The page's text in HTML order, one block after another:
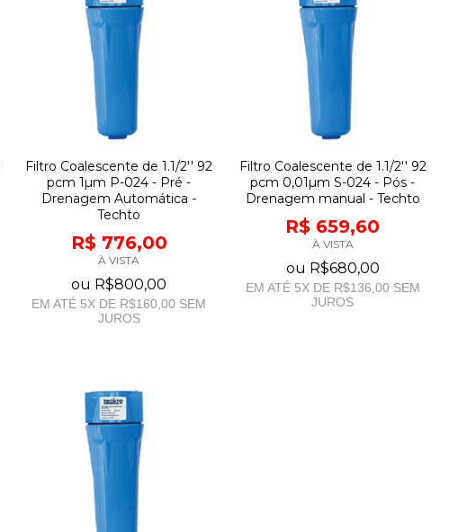
Filtro Coalescente de 1.1/2'' 92
pcm 1µm P-024 - Pré -
Drenagem Automática -
Techto
R$ 776,00
À VISTA
ou R$800,00
EM ATÉ 5X DE R$160,00 SEM
JUROS
Filtro Coalescente de 1.1/2'' 92
pcm 0,01µm S-024 - Pós -
Drenagem manual - Techto
R$ 659,60
À VISTA
ou R$680,00
EM ATÉ 5X DE R$136,00 SEM
JUROS